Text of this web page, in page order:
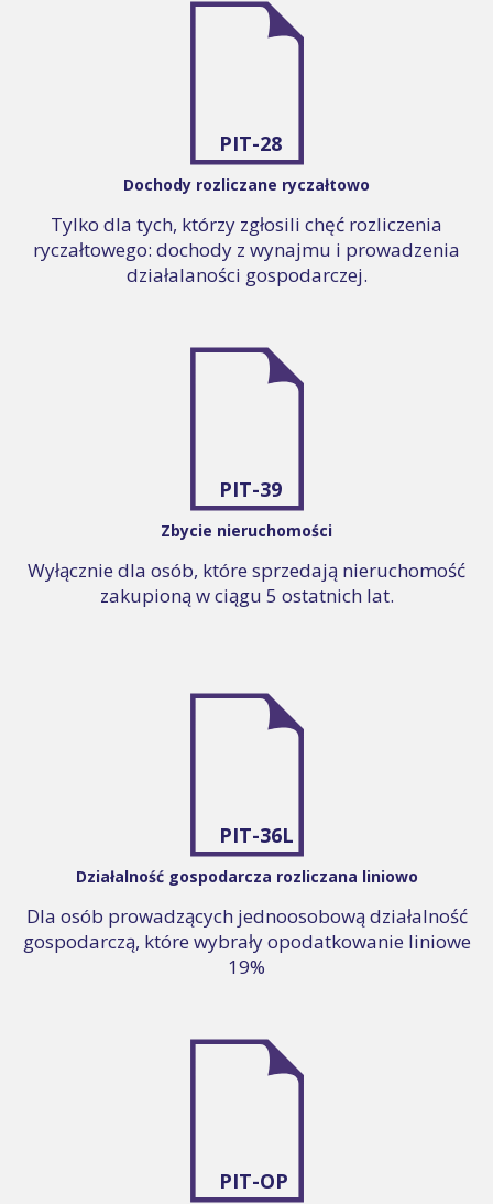
PIT-28
Dochody rozliczane ryczałtowo
Tylko dla tych, którzy zgłosili chęć rozliczenia
ryczałtowego: dochody z wynajmu i prowadzenia
działalaności gospodarczej.
PIT-39
Zbycie nieruchomości
Wyłącznie dla osób, które sprzedają nieruchomość
zakupioną w ciągu 5 ostatnich lat.
PIT-36L
Działalność gospodarcza rozliczana liniowo
Dla osób prowadzących jednoosobową działalność
gospodarczą, które wybrały opodatkowanie liniowe
19%
PIT-OP